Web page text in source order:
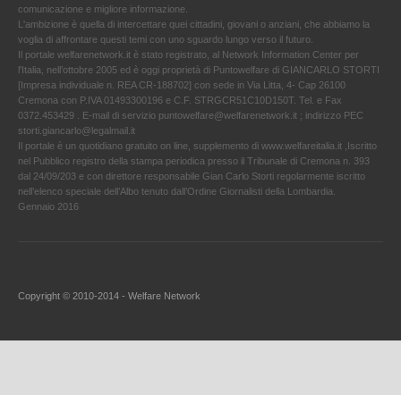
comunicazione e migliore informazione.
L'ambizione è quella di intercettare quei cittadini, giovani o anziani, che abbiamo la
voglia di affrontare questi temi con uno sguardo lungo verso il futuro.
Il portale welfarenetwork.it è stato registrato, al Network Information Center per
l'Italia, nell’ottobre 2005 ed è oggi proprietà di Puntowelfare di GIANCARLO STORTI
[Impresa individuale n. REA CR-188702] con sede in Via Litta, 4- Cap 26100
Cremona con P.IVA 01493300196 e C.F. STRGCR51C10D150T. Tel. e Fax
0372.453429 . E-mail di servizio puntowelfare@welfarenetwork.it ; indirizzo PEC
storti.giancarlo@legalmail.it
Il portale è un quotidiano gratuito on line, supplemento di www.welfareitalia.it ,Iscritto
nel Pubblico registro della stampa periodica presso il Tribunale di Cremona n. 393
dal 24/09/203 e con direttore responsabile Gian Carlo Storti regolarmente iscritto
nell’elenco speciale dell’Albo tenuto dall’Ordine Giornalisti della Lombardia.
Gennaio 2016
Copyright © 2010-2014 - Welfare Network